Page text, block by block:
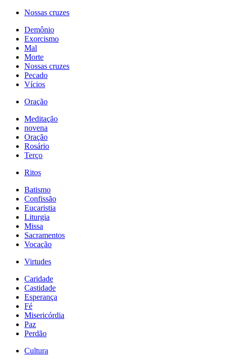
Nossas cruzes
Demônio
Exorcismo
Mal
Morte
Nossas cruzes
Pecado
Vícios
Oração
Meditação
novena
Oração
Rosário
Terço
Ritos
Batismo
Confissão
Eucaristia
Liturgia
Missa
Sacramentos
Vocação
Virtudes
Caridade
Castidade
Esperança
Fé
Misericórdia
Paz
Perdão
Cultura